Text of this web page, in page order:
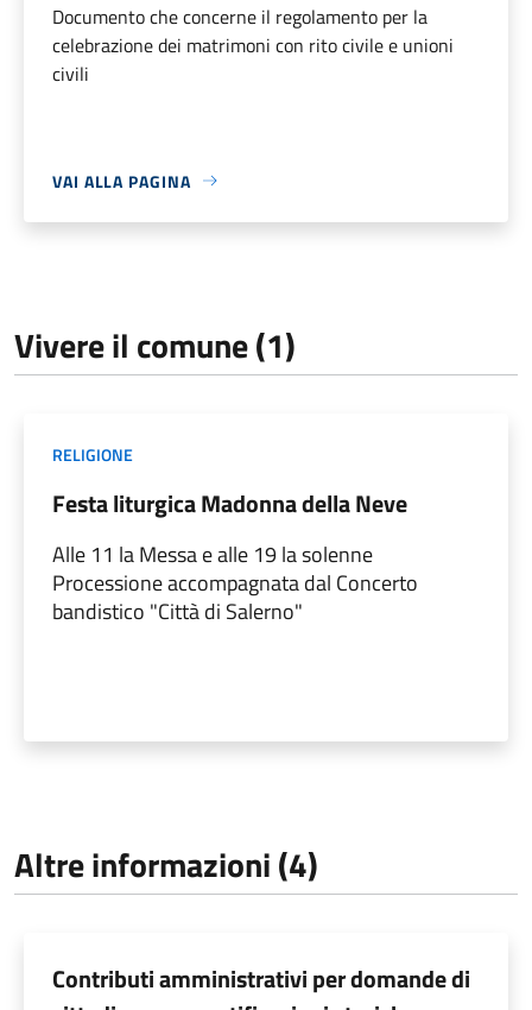
Documento che concerne il regolamento per la
celebrazione dei matrimoni con rito civile e unioni
civili
VAI ALLA PAGINA
Vivere il comune (1)
RELIGIONE
Festa liturgica Madonna della Neve
Alle 11 la Messa e alle 19 la solenne
Processione accompagnata dal Concerto
bandistico "Città di Salerno"
Altre informazioni (4)
Contributi amministrativi per domande di